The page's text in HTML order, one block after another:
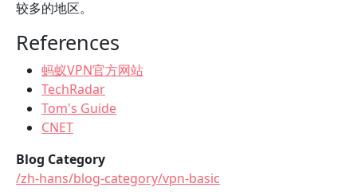
较多的地区。
References
蚂蚁VPN官方网站
TechRadar
Tom's Guide
CNET
Blog Category
/zh-hans/blog-category/vpn-basic